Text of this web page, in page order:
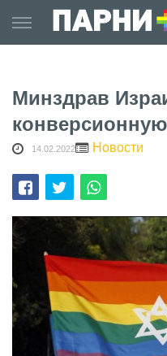
to
content
Минздрав
14.02.2022 Новости